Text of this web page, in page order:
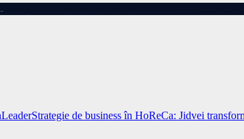
Strategie de business în HoReCa: Jidvei